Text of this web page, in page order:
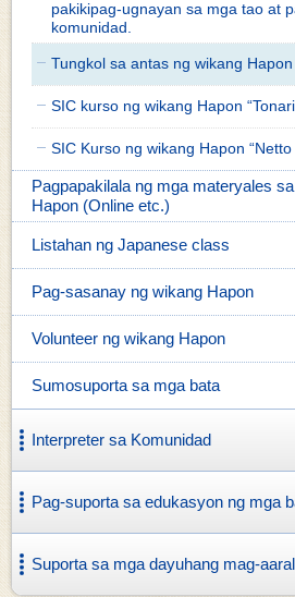
pakikipag-ugnayan sa mga tao at
komunidad.
Tungkol sa antas ng wikang Hapon
SIC kurso ng wikang Hapon
SIC Kurso ng wikang Hapon
Pagpapakilala ng mga materyales
Hapon (Online etc.)
Listahan ng Japanese class
Pag-sasanay ng wikang Hapon
Volunteer ng wikang Hapon
Sumosuporta sa mga bata
Interpreter sa Komunidad
Pag-suporta sa edukasyon ng mga
Suporta sa mga dayuhang mag-aaral